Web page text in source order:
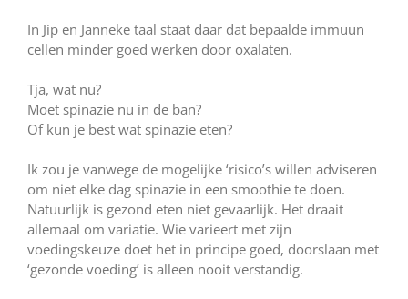
In Jip en Janneke taal staat daar dat bepaalde immuun
cellen minder goed werken door oxalaten.
Tja, wat nu?
Moet spinazie nu in de ban?
Of kun je best wat spinazie eten?
Ik zou je vanwege de mogelijke ‘risico’s willen adviseren
om niet elke dag spinazie in een smoothie te doen.
Natuurlijk is gezond eten niet gevaarlijk. Het draait
allemaal om variatie. Wie varieert met zijn
voedingskeuze doet het in principe goed, doorslaan met
‘gezonde voeding’ is alleen nooit verstandig.